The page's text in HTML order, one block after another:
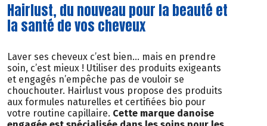
Hairlust, du nouveau pour la beauté et
la santé de vos cheveux
Laver ses cheveux c’est bien… mais en prendre
soin, c’est mieux ! Utiliser des produits exigeants
et engagés n’empêche pas de vouloir se
chouchouter. Hairlust vous propose des produits
aux formules naturelles et certifiées bio pour
votre routine capillaire. Cette marque danoise